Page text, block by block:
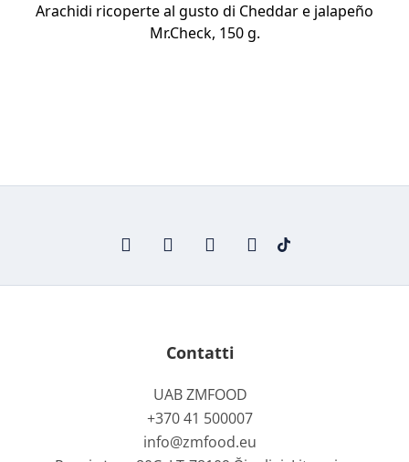
Arachidi ricoperte al gusto di Cheddar e jalapeño
Mr.Check, 150 g.
Contatti
UAB ZMFOOD
+370 41 500007
info@zmfood.eu